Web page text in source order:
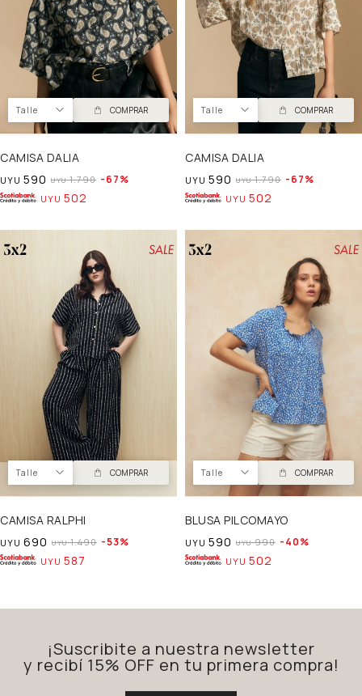
Talle COMPRAR
CAMISA DALIA
UYU 590 UYU 1.790 67
UYU 502
Talle COMPRAR
CAMISA DALIA
UYU 590 UYU 1.790 67
UYU 502
Talle COMPRAR
CAMISA RALPHI
UYU 690 UYU 1.490 53
UYU 587
Talle COMPRAR
BLUSA PILCOMAYO
UYU 590 UYU 990 40
UYU 502
¡Suscribite a nuestra newsletter
y recibí 15% OFF en tu primera compra!